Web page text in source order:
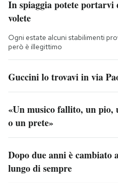
In spiaggia potete portarvi
volete
Ogni estate alcuni stabilimenti
però è illegittimo
Guccini lo trovavi in via
«Un musico fallito, un pio,
o un prete»
Dopo due anni è cambiato
lungo di sempre